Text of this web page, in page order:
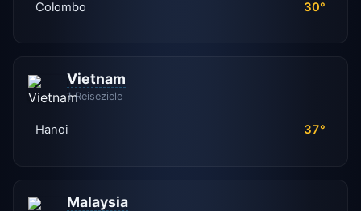
Colombo 30°
Vietnam
1 Reiseziele
Hanoi 37°
Malaysia